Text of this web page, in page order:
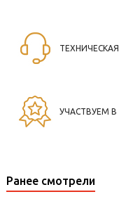
УЧАСТВУЕМ В
Ранее смотрели